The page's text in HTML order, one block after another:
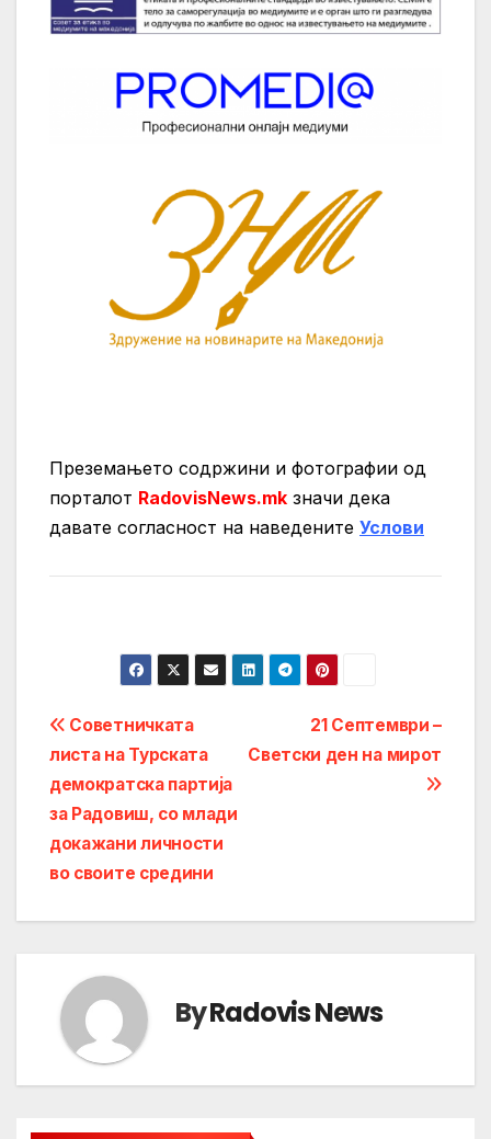
Преземањето содржини и фотографии од
порталот RadovisNews.mk значи дека
давате согласност на нaведените Услови
Post
navigation
21 Септември –
Светски ден на мирот
Советничката
листа на Турската
демократска партија
за Радовиш, со млади
докажани личности
во своите средини
ByRadovis News